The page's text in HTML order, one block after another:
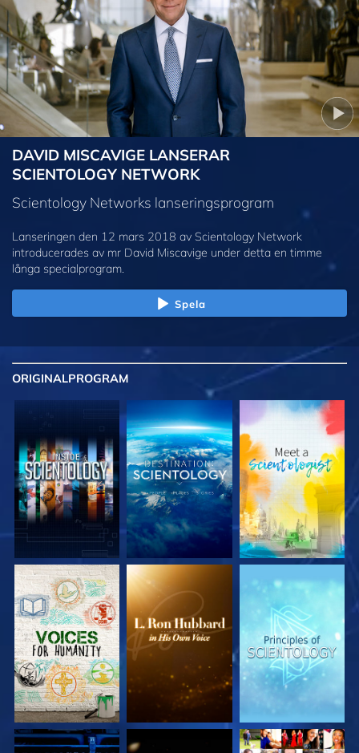
DAVID MISCAVIGE LANSERAR
SCIENTOLOGY NETWORK
Scientology Networks lanseringsprogram
Lanseringen den 12 mars 2018 av Scientology Network
introducerades av mr David Miscavige under detta en timme
långa specialprogram.
Spela
ORIGINALPROGRAM
UTFORSKA
SERIEN
UTFORSKA
SERIEN
UTFORSKA
SERIEN